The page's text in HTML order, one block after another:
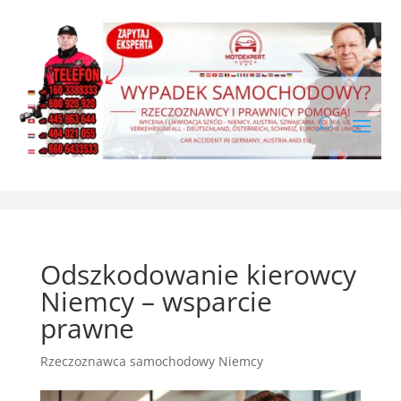
Odszkodowanie kierowcy
Niemcy – wsparcie
prawne
Rzeczoznawca samochodowy Niemcy